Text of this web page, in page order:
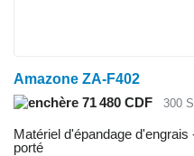
Amazone ZA-F402
71 480 CDF
300
Matériel d'épandage
porté